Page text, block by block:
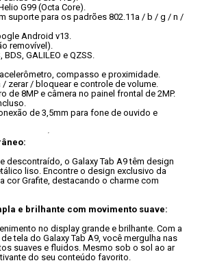
G99 (Octa Core).
suporte para os padrões 802.11a / b / g / n /
Android v13.
removível).
BDS, GALILEO e QZSS.
compasso e proximidade.
zerar / bloquear e controle de volume.
de 8MP e câmera no painel frontal de 2MP.
de 3,5mm para fone de ouvido e
descontraído, o Galaxy Tab A9 têm design
liso. Encontre o design exclusivo da
cor Grafite, destacando o charme com
e brilhante com movimento suave:
no display grande e brilhante. Com a
tela do Galaxy Tab A9, você mergulha nas
suaves e fluidos. Mesmo sob o sol ao ar
do seu conteúdo favorito.